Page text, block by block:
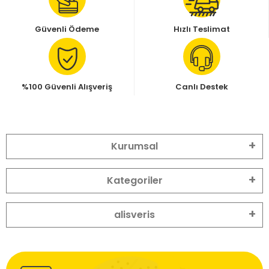
Güvenli Ödeme Hızlı Teslimat
%100 Güvenli Alışveriş Canlı Destek
Kurumsal
Kategoriler
alisveris